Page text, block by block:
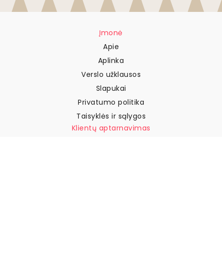
Įmonė
Apie
Aplinka
Verslo užklausos
Slapukai
Privatumo politika
Taisyklės ir sąlygos
Klientų aptarnavimas